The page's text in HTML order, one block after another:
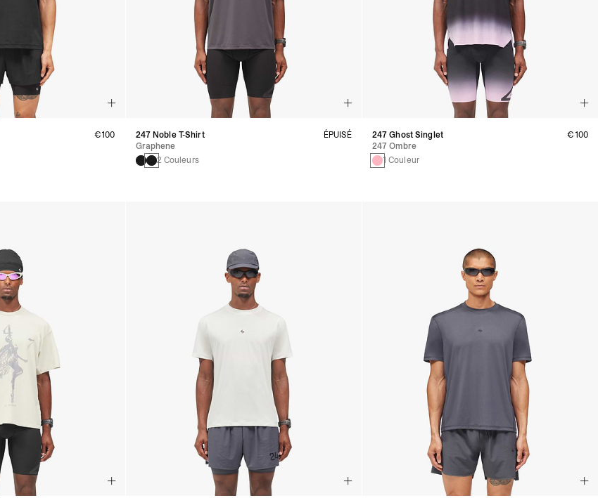
€100
247 Noble T-Shirt
Graphene
2 Couleurs
ÉPUISÉ
247 Ghost Singlet
247 Ombre
1 Couleur
€100